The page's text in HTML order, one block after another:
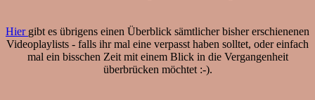
Hier gibt es übrigens einen Überblick sämtlicher bisher erschienenen
Videoplaylists - falls ihr mal eine verpasst haben solltet, oder einfach
mal ein bisschen Zeit mit einem Blick in die Vergangenheit
überbrücken möchtet :-).